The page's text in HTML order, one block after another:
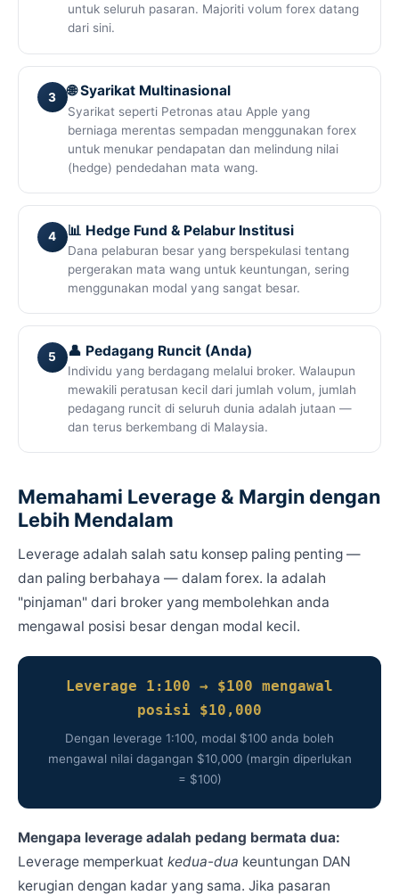
untuk seluruh pasaran. Majoriti volum forex datang
dari sini.
3 🌐 Syarikat Multinasional
Syarikat seperti Petronas atau Apple yang
berniaga merentas sempadan menggunakan forex
untuk menukar pendapatan dan melindung nilai
(hedge) pendedahan mata wang.
4 📊 Hedge Fund & Pelabur Institusi
Dana pelaburan besar yang berspekulasi tentang
pergerakan mata wang untuk keuntungan, sering
menggunakan modal yang sangat besar.
5 👤 Pedagang Runcit (Anda)
Individu yang berdagang melalui broker. Walaupun
mewakili peratusan kecil dari jumlah volum, jumlah
pedagang runcit di seluruh dunia adalah jutaan —
dan terus berkembang di Malaysia.
Memahami Leverage & Margin dengan
Lebih Mendalam
Leverage adalah salah satu konsep paling penting —
dan paling berbahaya — dalam forex. Ia adalah
"pinjaman" dari broker yang membolehkan anda
mengawal posisi besar dengan modal kecil.
Leverage 1:100 → $100 mengawal
posisi $10,000
Dengan leverage 1:100, modal $100 anda boleh
mengawal nilai dagangan $10,000 (margin diperlukan
= $100)
Mengapa leverage adalah pedang bermata dua:
Leverage memperkuat kedua-dua keuntungan DAN
kerugian dengan kadar yang sama. Jika pasaran